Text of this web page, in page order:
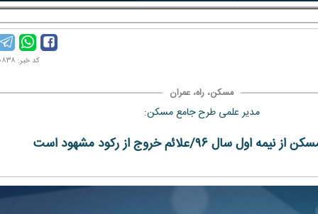
ج _
کد خبر: ۹۵۰۰۰۸۳۸
مسکن، راه، عمران
مدیر علمی طرح جامع مسکن:
اول سال ۹۶/علائم خروج از رکود مشهود است